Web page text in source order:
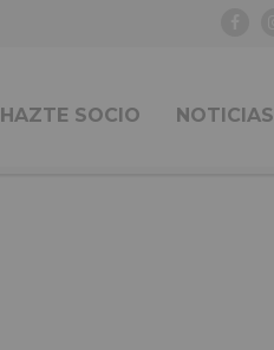
HAZTE SOCIO NOTICIAS